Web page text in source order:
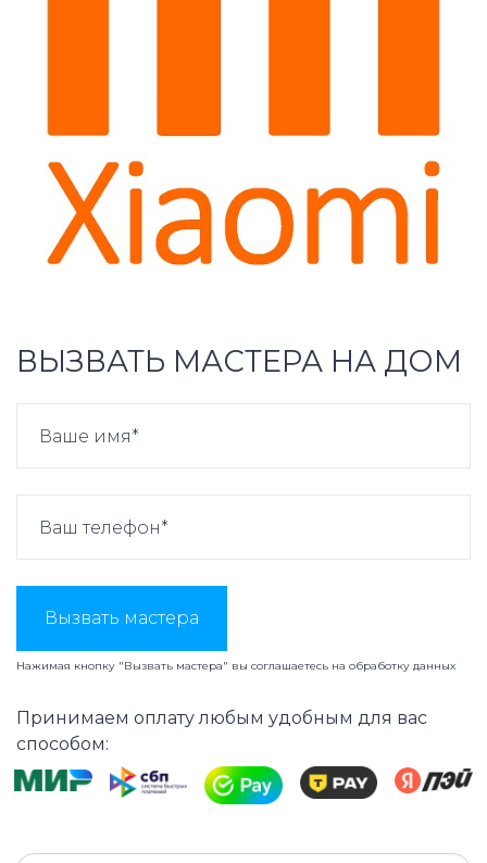
ВЫЗВАТЬ МАСТЕРА НА ДОМ
Вызвать мастера
Нажимая кнопку "Вызвать мастера" вы соглашаетесь на обработку данных
Принимаем оплату любым удобным для вас
способом: